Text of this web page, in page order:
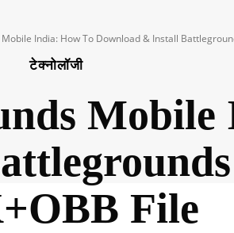
India: How To Download & Install
टेक्नोलॉजी
File